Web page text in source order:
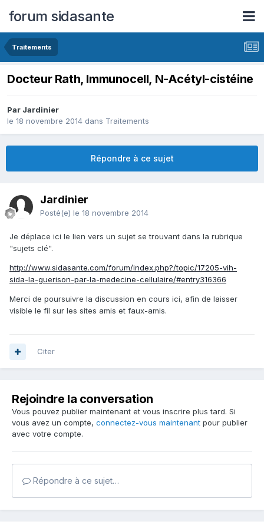
forum sidasante
Traitements
Docteur Rath, Immunocell, N-Acétyl-cistéine
Par Jardinier
le 18 novembre 2014 dans Traitements
Répondre à ce sujet
Jardinier
Posté(e) le 18 novembre 2014
Je déplace ici le lien vers un sujet se trouvant dans la rubrique
"sujets clé".
http://www.sidasante.com/forum/index.php?/topic/17205-vih-
sida-la-guerison-par-la-medecine-cellulaire/#entry316366
Merci de poursuivre la discussion en cours ici, afin de laisser
visible le fil sur les sites amis et faux-amis.
Citer
Rejoindre la conversation
Vous pouvez publier maintenant et vous inscrire plus tard. Si
vous avez un compte, connectez-vous maintenant pour publier
avec votre compte.
Répondre à ce sujet…